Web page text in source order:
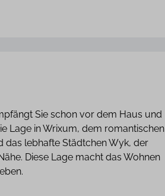
Sie schon vor dem Haus und
Lage in Wrixum, dem romantischen
das lebhafte Städtchen Wyk, der
Diese Lage macht das Wohnen